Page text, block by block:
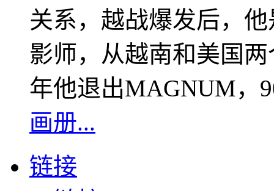
关系，越战爆发后，
影师，从越南和美国
年他退出MAGNUM，
画册...
链接